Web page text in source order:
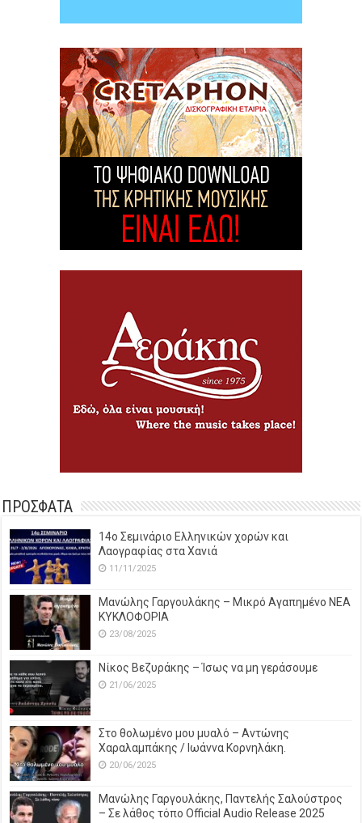
ΠΡΟΣΦΑΤΑ
14o Σεμινάριο Ελληνικών χορών και
Λαογραφίας στα Χανιά
11/11/2025
Μανώλης Γαργουλάκης – Μικρό Αγαπημένο NEΑ
ΚΥΚΛΟΦΟΡΙΑ
23/08/2025
Νίκος Βεζυράκης – Ίσως να μη γεράσουμε
21/06/2025
Στο θολωμένο μου μυαλό – Αντώνης
Χαραλαμπάκης / Ιωάννα Κορνηλάκη.
20/06/2025
Μανώλης Γαργουλάκης, Παντελής Σαλούστρος
– Σε λάθος τόπο Official Audio Release 2025